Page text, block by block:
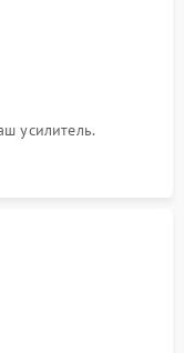
усилитель.